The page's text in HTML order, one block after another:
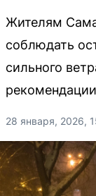
Жителям
соблюдать
сильного
28 января, 2026,